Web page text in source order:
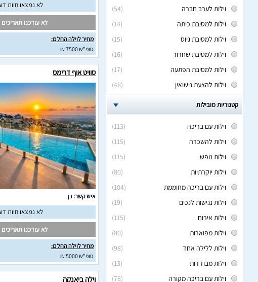
(54)
וילות לערב חברה
(14)
וילות למסיבת כיתה
(15)
וילות למסיבת גיוס
(16)
וילות למסיבת שחרור
(17)
וילות למסיבת הפתעה
(48)
וילות להצעת נישואין
קטגוריות מובילות
(113)
וילות עם בריכה
(115)
וילות להשכרה
(115)
וילות נופש
(80)
וילות יוקרתיות
(104)
וילות עם בריכה מחוממת
(19)
וילות נגישות לנכים
(115)
וילות אירוח
(80)
וילות מפוארות
(98)
וילות ללילה אחד
(13)
וילות מבודדות
(78)
וילות עם בריכה מקורה
לא נמצאו חוות
לא עודכנו תאריכים
מחיר לוילה החל מ:
סופ"ש 7500 ₪
סוויט אוף דרימס
איש קשר:בן
לא נמצאו חוות
לא עודכנו תאריכים
מחיר לוילה החל מ:
סופ"ש 5000 ₪
וילה ביאנקה